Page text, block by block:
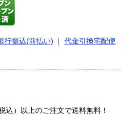
行振込(前払い) 代金引換宅配便
）以上のご注文で送料無料！